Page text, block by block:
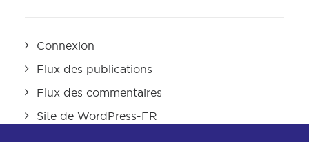
Connexion
Flux des publications
Flux des commentaires
Site de WordPress-FR